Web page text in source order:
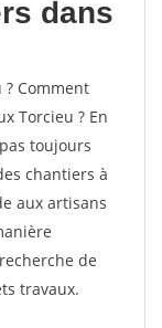
dans
Comment
Torcieu ? En
toujours
chantiers à
aux artisans
de
travaux.